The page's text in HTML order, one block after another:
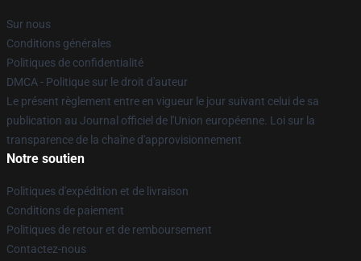
Sur nous
Conditions générales
Politiques de confidentialité
DMCA - Politique sur le droit d'auteur
Le présent règlement entre en vigueur le jour suivant celui de sa
publication au Journal officiel de l'Union européenne. Loi sur la
transparence de la chaîne d'approvisionnement
Notre soutien
Politiques d'expédition et de livraison
Conditions de paiement
Politiques de retour et de remboursement
Contactez-nous